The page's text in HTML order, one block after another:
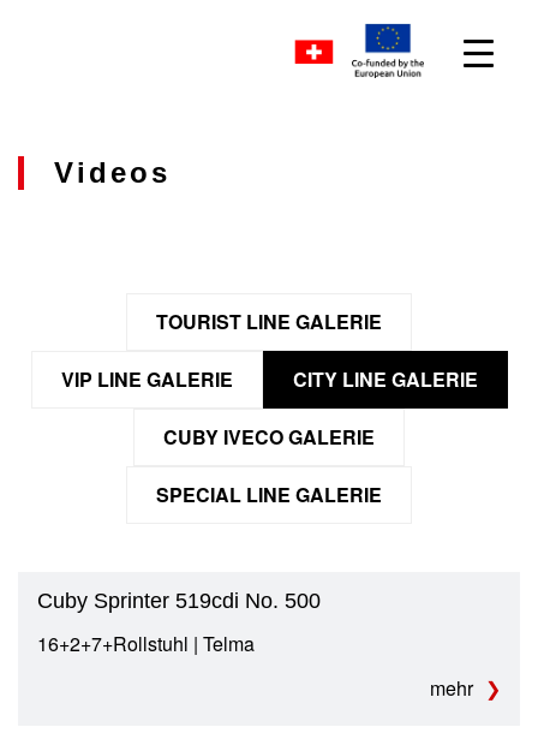
Videos
TOURIST LINE GALERIE
VIP LINE GALERIE CITY LINE GALERIE
CUBY IVECO GALERIE
SPECIAL LINE GALERIE
Cuby Sprinter 519cdi No. 500
16+2+7+Rollstuhl | Telma
mehr